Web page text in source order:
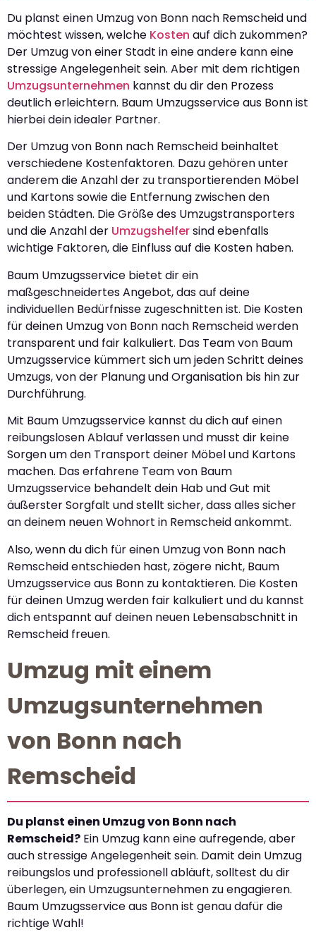
Du planst einen Umzug von Bonn nach Remscheid und
möchtest wissen, welche Kosten auf dich zukommen?
Der Umzug von einer Stadt in eine andere kann eine
stressige Angelegenheit sein. Aber mit dem richtigen
Umzugsunternehmen kannst du dir den Prozess
deutlich erleichtern. Baum Umzugsservice aus Bonn ist
hierbei dein idealer Partner.
Der Umzug von Bonn nach Remscheid beinhaltet
verschiedene Kostenfaktoren. Dazu gehören unter
anderem die Anzahl der zu transportierenden Möbel
und Kartons sowie die Entfernung zwischen den
beiden Städten. Die Größe des Umzugstransporters
und die Anzahl der Umzugshelfersind ebenfalls
wichtige Faktoren, die Einfluss auf die Kosten haben.
Baum Umzugsservice bietet dir ein
maßgeschneidertes Angebot, das auf deine
individuellen Bedürfnisse zugeschnitten ist. Die Kosten
für deinen Umzug von Bonn nach Remscheid werden
transparent und fair kalkuliert. Das Team von Baum
Umzugsservice kümmert sich um jeden Schritt deines
Umzugs, von der Planung und Organisation bis hin zur
Durchführung.
Mit Baum Umzugsservice kannst du dich auf einen
reibungslosen Ablauf verlassen und musst dir keine
Sorgen um den Transport deiner Möbel und Kartons
machen. Das erfahrene Team von Baum
Umzugsservice behandelt dein Hab und Gut mit
äußerster Sorgfalt und stellt sicher, dass alles sicher
an deinem neuen Wohnort in Remscheid ankommt.
Also, wenn du dich für einen Umzug von Bonn nach
Remscheid entschieden hast, zögere nicht, Baum
Umzugsservice aus Bonn zu kontaktieren. Die Kosten
für deinen Umzug werden fair kalkuliert und du kannst
dich entspannt auf deinen neuen Lebensabschnitt in
Remscheid freuen.
Umzug mit einem
Umzugsunternehmen
von Bonn nach
Remscheid
Du planst einen Umzug von Bonn nach
Remscheid? Ein Umzug kann eine aufregende, aber
auch stressige Angelegenheit sein. Damit dein Umzug
reibungslos und professionell abläuft, solltest du dir
überlegen, ein Umzugsunternehmen zu engagieren.
Baum Umzugsservice aus Bonn ist genau dafür die
richtige Wahl!